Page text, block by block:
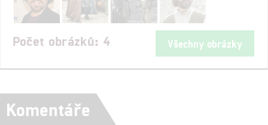
Počet obrázků: 4 Všechny obrázky
Komentáře